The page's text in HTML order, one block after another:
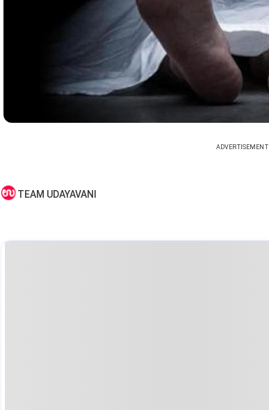
ADVERTISEMENT
TEAM UDAYAVANI